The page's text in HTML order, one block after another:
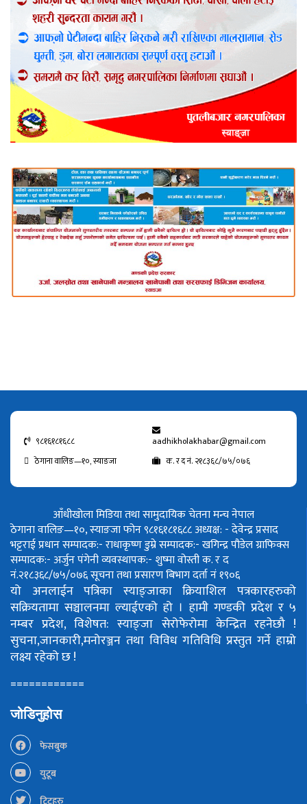
९८१६१८१६८८
aadhikholakhabar@gmail.com
ठेगाना वालिङ—१०, स्याङजा
क. र द नं. २१८३६८/७५/०७६
आँधीखोला मिडिया तथा सामुदायिक चेतना मन्च नेपाल
ठेगाना वालिङ—१०, स्याङजा फोन ९८१६१८१६८८अध्यक्ष: - देवेन्द्र प्रसाद
भट्टराईप्रधान सम्पादक:- राधाकृष्ण डुम्रेसम्पादक:- खगिन्द्र पौडेलग्राफिक्स
सम्पादक:- अर्जुन पंगेनीव्यवस्थापक:- शुष्मा वोस्तीक. र द
नं.२१८३६८/७५/०७६सूचना तथा प्रसारण बिभाग दर्ता नं १९०६
यो अनलाईन पत्रिका स्याङ्जाका क्रियाशिल पत्रकारहरुको
सक्रियतामा सञ्चालनमा ल्याईएको हो । हामी गण्डकी प्रदेश र ५
नम्बर प्रदेश, विशेषत: स्याङ्जा सेरोफेरोमा केन्द्रित रहनेछौ !
सुचना,जानकारी,मनोरञ्जन तथा विविध गतिविधि प्रस्तुत गर्ने हाम्रो
लक्ष्य रहेको छ !
============
जोडिनुहोस
फेसबुक
युटूब